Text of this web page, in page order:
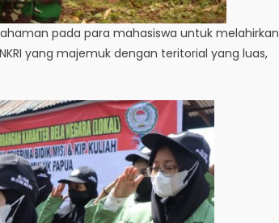
pada para mahasiswa untuk melahirkan
yang majemuk dengan teritorial yang luas,